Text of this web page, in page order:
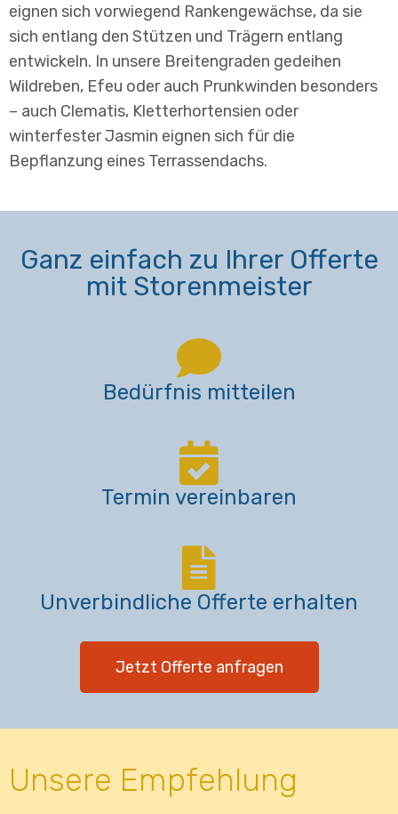
eignen sich vorwiegend Rankengewächse, da sie
sich entlang den Stützen und Trägern entlang
entwickeln. In unsere Breitengraden gedeihen
Wildreben, Efeu oder auch Prunkwinden besonders
– auch Clematis, Kletterhortensien oder
winterfester Jasmin eignen sich für die
Bepflanzung eines Terrassendachs.
Ganz einfach zu Ihrer Offerte
mit Storenmeister
Bedürfnis mitteilen
Termin vereinbaren
Unverbindliche Offerte erhalten
Jetzt Offerte anfragen
Unsere Empfehlung